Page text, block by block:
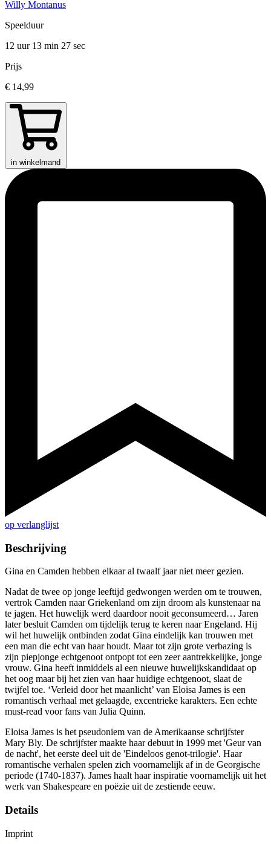
Willy Montanus
Speelduur
12 uur 13 min 27 sec
Prijs
€ 14,99
in winkelmand
op verlanglijst
Beschrijving
Gina en Camden hebben elkaar al twaalf jaar niet meer gezien.
Nadat de twee op jonge leeftijd gedwongen werden om te trouwen,
vertrok Camden naar Griekenland om zijn droom als kunstenaar na
te jagen. Het huwelijk werd daardoor nooit geconsumeerd… Jaren
later besluit Camden om tijdelijk terug te keren naar Engeland. Hij
wil het huwelijk ontbinden zodat Gina eindelijk kan trouwen met
een man die echt van haar houdt. Maar tot zijn grote verbazing is
zijn piepjonge echtgenoot ontpopt tot een zeer aantrekkelijke, jonge
vrouw. Gina heeft inmiddels al een nieuwe huwelijkskandidaat op
het oog maar bij het zien van haar huidige echtgenoot, slaat de
twijfel toe. ‘Verleid door het maanlicht’ van Eloisa James is een
romantisch verhaal met gelaagde, excentrieke karakters. Een echte
must-read voor fans van Julia Quinn.
Eloisa James is het pseudoniem van de Amerikaanse schrijfster
Mary Bly. De schrijfster maakte haar debuut in 1999 met 'Geur van
de nacht', het eerste deel uit de 'Eindeloos genot-trilogie'. Haar
romantische verhalen spelen zich voornamelijk af in de Georgische
periode (1740-1837). James haalt haar inspiratie voornamelijk uit het
werk van Shakespeare en poëzie uit de zestiende eeuw.
Details
Imprint